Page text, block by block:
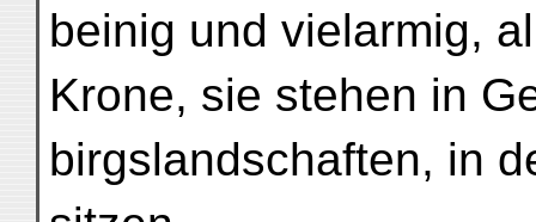
beinig und vielarmig,
Krone, sie stehen in
birgslandschaften, in